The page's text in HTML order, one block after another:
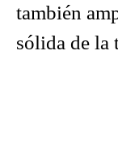
también
sólida de la